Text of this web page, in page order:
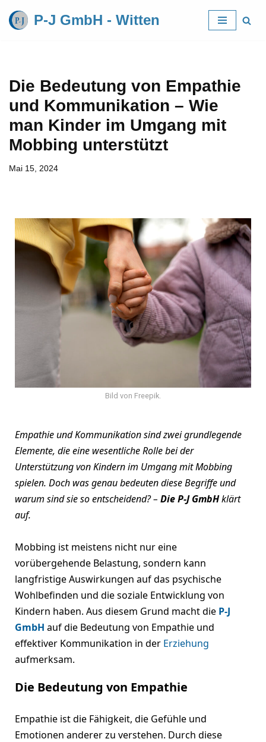
Zum
P-J GmbH - Witten
Die Bedeutung von Empathie
und Kommunikation – Wie
man Kinder im Umgang mit
Mobbing unterstützt
Mai 15, 2024
Bild von Freepik.
Empathie und Kommunikation sind zwei grundlegende
Elemente, die eine wesentliche Rolle bei der
Unterstützung von Kindern im Umgang mit Mobbing
spielen. Doch was genau bedeuten diese Begriffe und
warum sind sie so entscheidend? – Die P-J GmbHklärt
auf.
Mobbing ist meistens nicht nur eine
vorübergehende Belastung, sondern kann
langfristige Auswirkungen auf das psychische
Wohlbefinden und die soziale Entwicklung von
Kindern haben. Aus diesem Grund macht die P-J
GmbH auf die Bedeutung von Empathie und
effektiver Kommunikation in der Erziehung
aufmerksam.
Die Bedeutung von Empathie
Empathie ist die Fähigkeit, die Gefühle und
Emotionen anderer zu verstehen. Durch diese